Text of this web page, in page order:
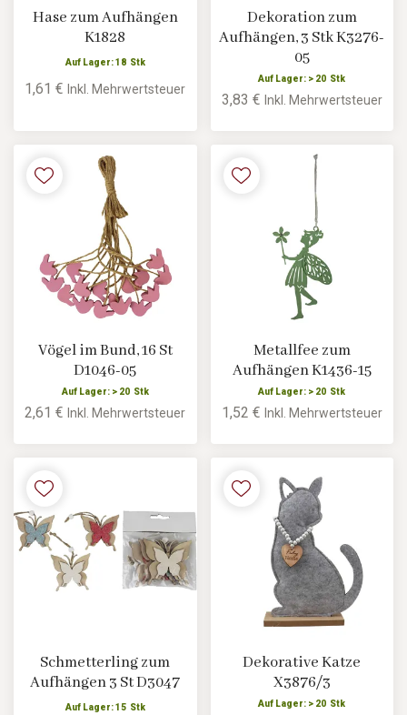
Hase zum Aufhängen
K1828
Auf Lager: 18 Stk
1,61 €Inkl. Mehrwertsteuer
Dekoration zum
Aufhängen, 3 Stk K3276-
05
Auf Lager: > 20 Stk
3,83 € Inkl. Mehrwertsteuer
Vögel im Bund, 16 St
D1046-05
Auf Lager: > 20 Stk
2,61 €Inkl. Mehrwertsteuer
Metallfee zum
Aufhängen K1436-15
Auf Lager: > 20 Stk
1,52 € Inkl. Mehrwertsteuer
Schmetterling zum
Aufhängen 3 St D3047
Auf Lager: 15 Stk
Dekorative Katze
X3876/3
Auf Lager: > 20 Stk